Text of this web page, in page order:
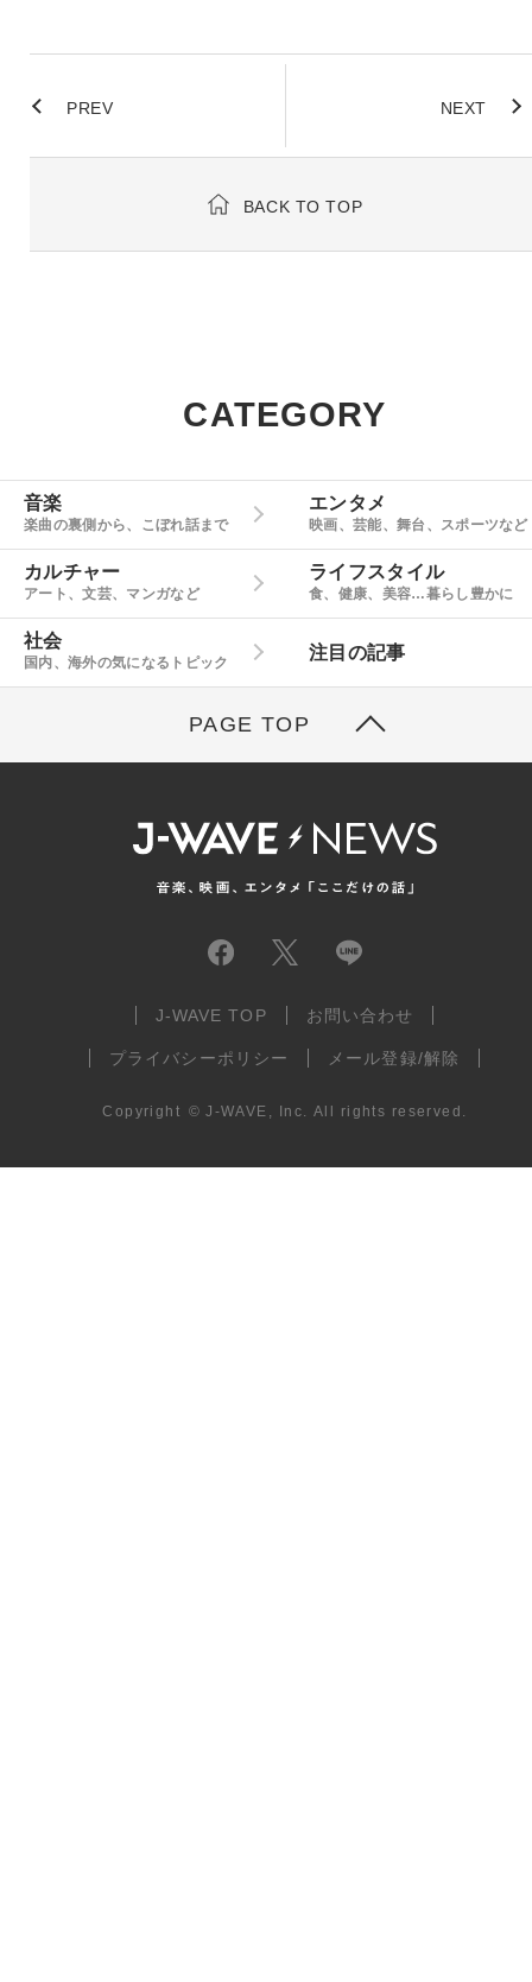
PREV NEXT
BACK TO TOP
CATEGORY
音楽
楽曲の裏側から、こぼれ話まで
エンタメ
映画、芸能、舞台、スポーツなど
カルチャー
アート、文芸、マンガなど
ライフスタイル
食、健康、美容…暮らし豊かに
社会
国内、海外の気になるトピック
注目の記事
PAGE TOP
J-WAVE TOP お問い合わせ
プライバシーポリシー メール登録/解除
Copyright © J-WAVE, Inc. All rights reserved.